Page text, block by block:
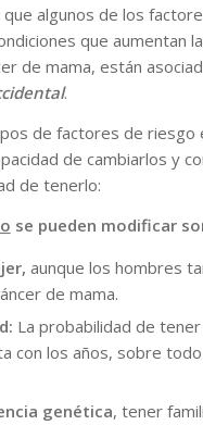
algunos de los
que aumentan
de mama, están
.
de factores de riesgo
de cambiarlos y
de tenerlo:
se pueden modificar
aunque los hombres
de mama.
La probabilidad de
con los años, sobre
genética, tener